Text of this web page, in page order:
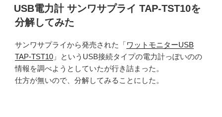
稿
日:
USB電力計 サンワサプライ TAP-TST10を
分解してみた
サンワサプライから発売された「ワットモニターUSB
TAP-TST10 」というUSB接続タイプの電力計っぽいのの
情報を調べようとしていたが行き詰まった。
仕方が無いので、分解してみることにした。